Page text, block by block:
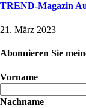
TREND-Magazin
21. März 2023
Abonnieren Sie
Vorname
Nachname